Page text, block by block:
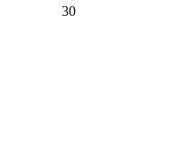
30